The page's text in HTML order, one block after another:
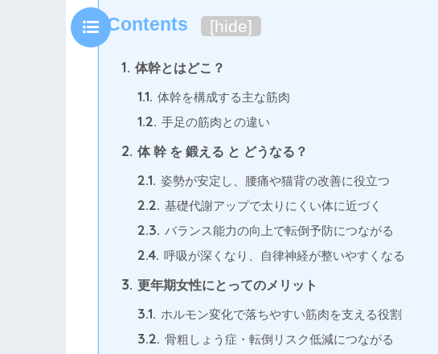
Contents [hide]
1. 体幹とはどこ？
1.1. 体幹を構成する主な筋肉
1.2. 手足の筋肉との違い
2. 体 幹 を 鍛える と どうなる？
2.1. 姿勢が安定し、腰痛や猫背の改善に役立つ
2.2. 基礎代謝アップで太りにくい体に近づく
2.3. バランス能力の向上で転倒予防につながる
2.4. 呼吸が深くなり、自律神経が整いやすくなる
3. 更年期女性にとってのメリット
3.1. ホルモン変化で落ちやすい筋肉を支える役割
3.2. 骨粗しょう症・転倒リスク低減につながる